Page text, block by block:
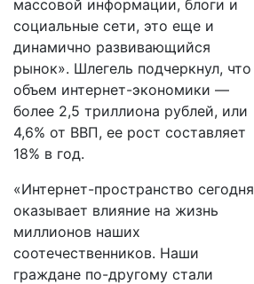
массовой информации, блоги и
социальные сети, это еще и
динамично развивающийся
рынок». Шлегель подчеркнул, что
объем интернет-экономики —
более 2,5 триллиона рублей, или
4,6% от ВВП, ее рост составляет
18% в год.
«Интернет-пространство сегодня
оказывает влияние на жизнь
миллионов наших
соотечественников. Наши
граждане по-другому стали